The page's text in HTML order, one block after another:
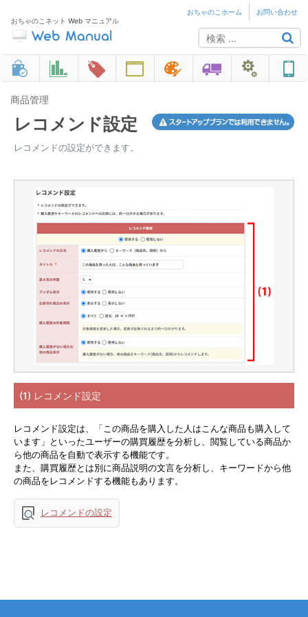
おちゃのこネット Web マニュアル
おちゃのこホーム お問い合わせ
商品管理
レコメンド設定
レコメンドの設定ができます。
(1) レコメンド設定
レコメンド設定は、「この商品を購入した人はこんな商品も購入して
います」といったユーザーの購買履歴を分析し、閲覧している商品か
ら他の商品を自動で表示する機能です。
また、購買履歴とは別に商品説明の文言を分析し、キーワードから他
の商品をレコメンドする機能もあります。
レコメンドの設定